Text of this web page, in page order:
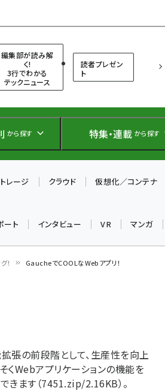
編集部が読み解
く!
3行でわかる
テックニュース
読者プレゼン
ト
から探す 特集・連載 から探す
レージ クラウド 仮想化／コンテナ
ート インタビュー VR マンガ
！ GaucheでCOOLなWebアプリ！
張の前段階として、生産性を向上
くWebアプリケーションの機能を
きます（7451.zip/2.16KB）。